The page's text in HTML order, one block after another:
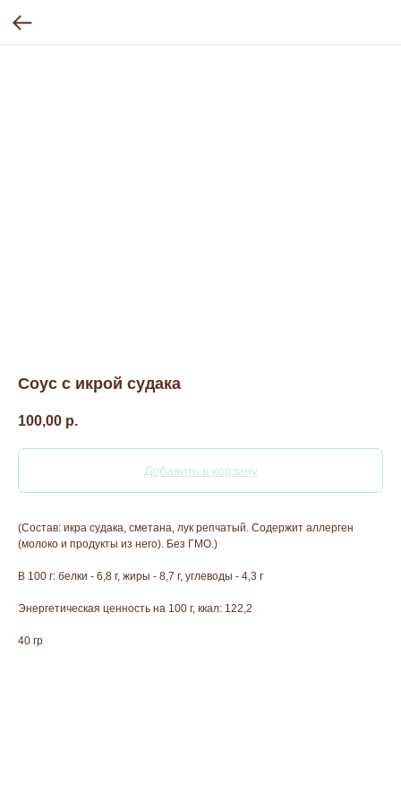
Соус с икрой судака
100,00 р.
Добавить в корзину
(Состав: икра судака, сметана, лук репчатый. Содержит аллерген
(молоко и продукты из него). Без ГМО.)
В 100 г: белки - 6,8 г, жиры - 8,7 г, углеводы - 4,3 г
Энергетическая ценность на 100 г, ккал: 122,2
40 гр